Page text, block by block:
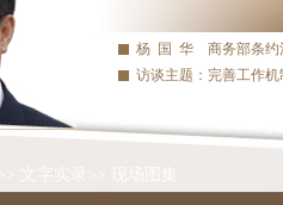
杨 国 华 商务部条约
访谈主题：完善工作